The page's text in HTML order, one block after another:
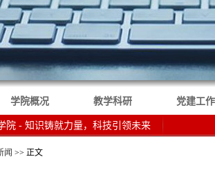
学院概况 教学科研 党建工作
院 - 知识铸就力量，科技引领未来
闻 >> 正文